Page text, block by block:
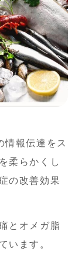
情報伝達をス
柔らかくし
の改善効果
とオメガ脂
います。